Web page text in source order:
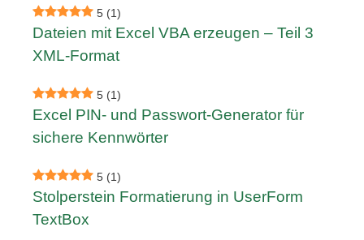
5 (1)
Dateien mit Excel VBA erzeugen – Teil 3
XML-Format
5 (1)
Excel PIN- und Passwort-Generator für
sichere Kennwörter
5 (1)
Stolperstein Formatierung in UserForm
TextBox